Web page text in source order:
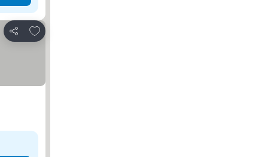
Paylaş
Favorilerime ekle